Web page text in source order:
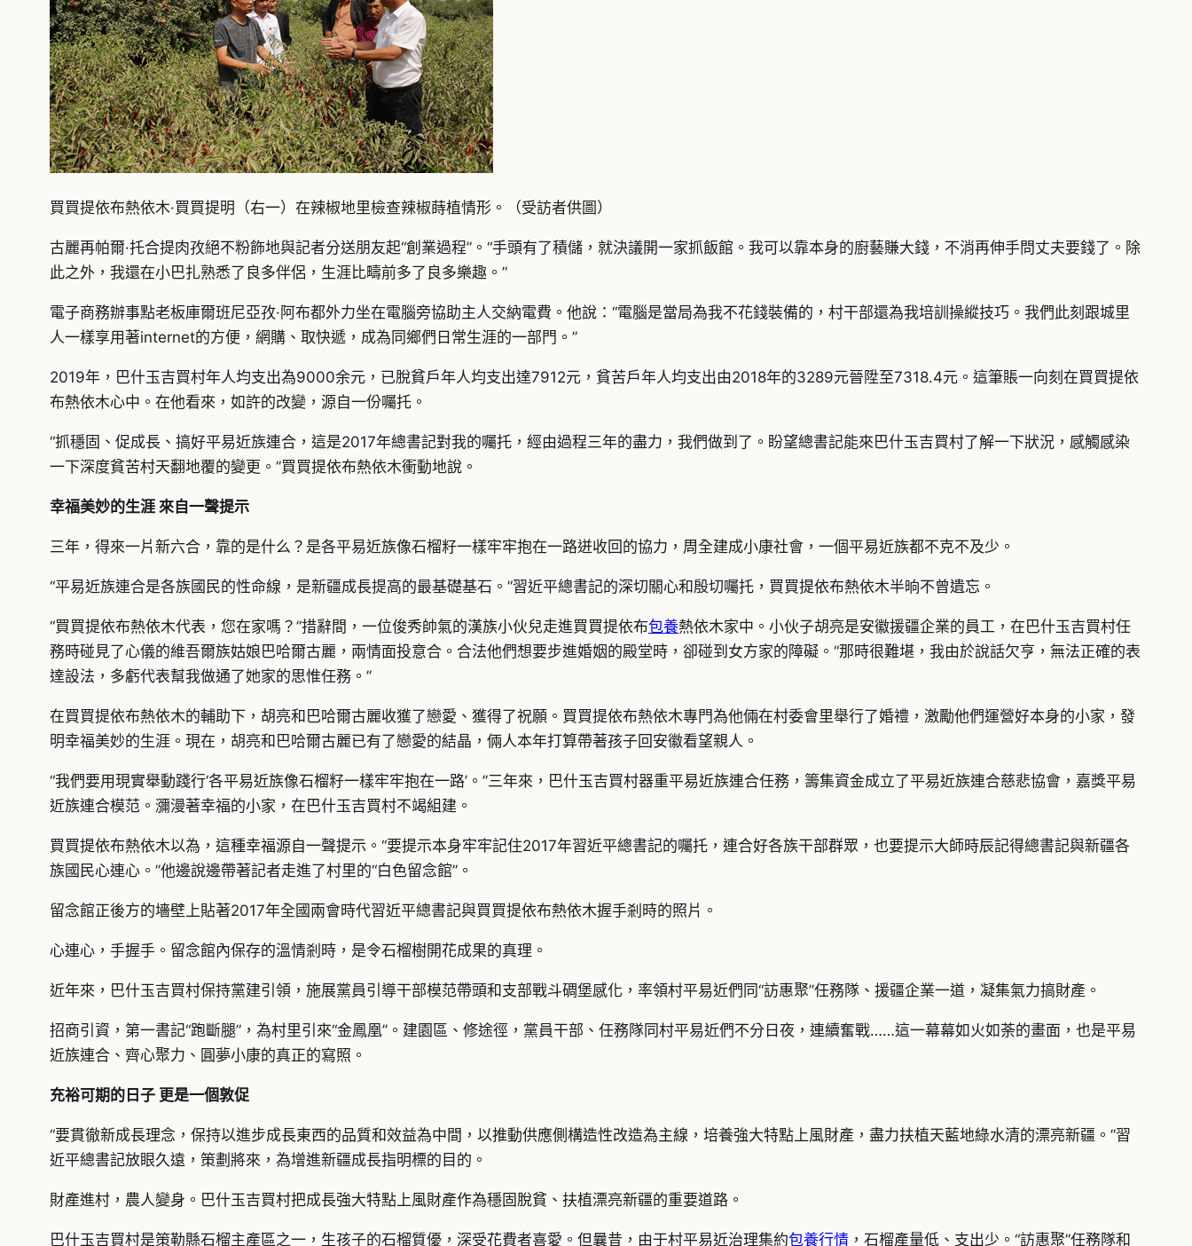
買買提依布熱依木·買買提明（右一）在辣椒地里檢查辣椒蒔植情形。（受訪者供圖）
古麗再帕爾·托合提肉孜絕不粉飾地與記者分送朋友起“創業過程”。“手頭有了積儲，就決議開一家抓飯館。我可以靠本身的廚藝賺大錢，不消再伸手問丈夫要錢了。除
此之外，我還在小巴扎熟悉了良多伴侶，生涯比疇前多了良多樂趣。”
電子商務辦事點老板庫爾班尼亞孜·阿布都外力坐在電腦旁協助主人交納電費。他說：“電腦是當局為我不花錢裝備的，村干部還為我培訓操縱技巧。我們此刻跟城里
人一樣享用著internet的方便，網購、取快遞，成為同鄉們日常生涯的一部門。”
2019年，巴什玉吉買村年人均支出為9000余元，已脫貧戶年人均支出達7912元，貧苦戶年人均支出由2018年的3289元晉陞至7318.4元。這筆賬一向刻在買買提依
布熱依木心中。在他看來，如許的改變，源自一份囑托。
“抓穩固、促成長、搞好平易近族連合，這是2017年總書記對我的囑托，經由過程三年的盡力，我們做到了。盼望總書記能來巴什玉吉買村了解一下狀況，感觸感染
一下深度貧苦村天翻地覆的變更。”買買提依布熱依木衝動地說。
幸福美妙的生涯 來自一聲提示
三年，得來一片新六合，靠的是什么？是各平易近族像石榴籽一樣牢牢抱在一路迸收回的協力，周全建成小康社會，一個平易近族都不克不及少。
“平易近族連合是各族國民的性命線，是新疆成長提高的最基礎基石。”習近平總書記的深切關心和殷切囑托，買買提依布熱依木半晌不曾遺忘。
“買買提依布熱依木代表，您在家嗎？”措辭間，一位俊秀帥氣的漢族小伙兒走進買買提依布包養熱依木家中。小伙子胡亮是安徽援疆企業的員工，在巴什玉吉買村任
務時碰見了心儀的維吾爾族姑娘巴哈爾古麗，兩情面投意合。合法他們想要步進婚姻的殿堂時，卻碰到女方家的障礙。“那時很難堪，我由於說話欠亨，無法正確的表
達設法，多虧代表幫我做通了她家的思惟任務。”
在買買提依布熱依木的輔助下，胡亮和巴哈爾古麗收獲了戀愛、獲得了祝願。買買提依布熱依木專門為他倆在村委會里舉行了婚禮，激勵他們運營好本身的小家，發
明幸福美妙的生涯。現在，胡亮和巴哈爾古麗已有了戀愛的結晶，倆人本年打算帶著孩子回安徽看望親人。
“我們要用現實舉動踐行‘各平易近族像石榴籽一樣牢牢抱在一路’。”三年來，巴什玉吉買村器重平易近族連合任務，籌集資金成立了平易近族連合慈悲協會，嘉獎平易
近族連合模范。瀰漫著幸福的小家，在巴什玉吉買村不竭組建。
買買提依布熱依木以為，這種幸福源自一聲提示。“要提示本身牢牢記住2017年習近平總書記的囑托，連合好各族干部群眾，也要提示大師時辰記得總書記與新疆各
族國民心連心。”他邊說邊帶著記者走進了村里的“白色留念館”。
留念館正後方的墻壁上貼著2017年全國兩會時代習近平總書記與買買提依布熱依木握手剎時的照片。
心連心，手握手。留念館內保存的溫情剎時，是令石榴樹開花成果的真理。
近年來，巴什玉吉買村保持黨建引領，施展黨員引導干部模范帶頭和支部戰斗碉堡感化，率領村平易近們同“訪惠聚”任務隊、援疆企業一道，凝集氣力搞財產。
招商引資，第一書記“跑斷腿”，為村里引來“金鳳凰”。建園區、修途徑，黨員干部、任務隊同村平易近們不分日夜，連續奮戰……這一幕幕如火如荼的畫面，也是平易
近族連合、齊心聚力、圓夢小康的真正的寫照。
充裕可期的日子 更是一個敦促
“要貫徹新成長理念，保持以進步成長東西的品質和效益為中間，以推動供應側構造性改造為主線，培養強大特點上風財產，盡力扶植天藍地綠水清的漂亮新疆。”習
近平總書記放眼久遠，策劃將來，為增進新疆成長指明標的目的。
財產進村，農人變身。巴什玉吉買村把成長強大特點上風財產作為穩固脫貧、扶植漂亮新疆的重要道路。
巴什玉吉買村是策勒縣石榴主產區之一，生孩子的石榴質優，深受花費者喜愛。但曩昔，由于村平易近治理集約包養行情 ，石榴產量低、支出少。“訪惠聚”任務隊和